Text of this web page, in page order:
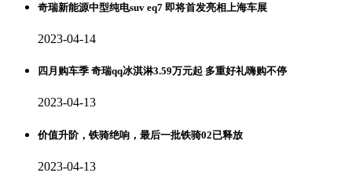
奇瑞新能源中型纯电suv eq7 即将首发亮相上海车展
2023-04-14
四月购车季 奇瑞qq冰淇淋3.59万元起 多重好礼嗨购不停
2023-04-13
价值升阶，铁骑绝响，最后一批铁骑02已释放
2023-04-13